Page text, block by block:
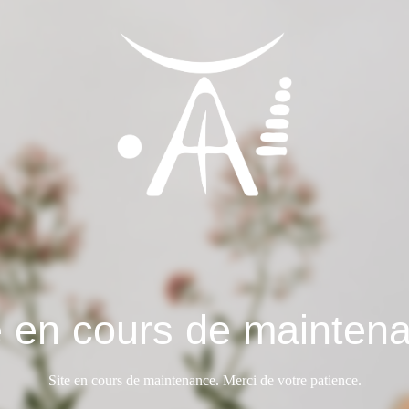
en cours de
Site en cours de maintenance. Merci de votre patience.